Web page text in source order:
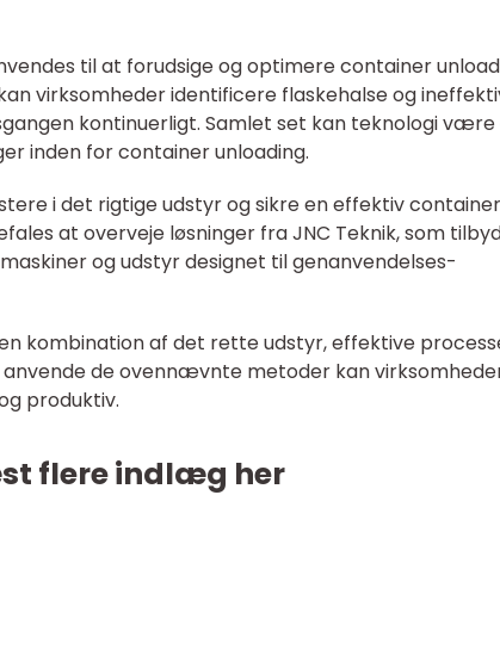
til at forudsige og optimere container
virksomheder identificere flaskehalse og
kontinuerligt. Samlet set kan teknologi være
inden for container unloading.
i det rigtige udstyr og sikre en effektiv container
at overveje løsninger fra JNC Teknik, som
og udstyr designet til genanvendelses-
kombination af det rette udstyr, effektive
de ovennævnte metoder kan
produktiv.
flere indlæg her